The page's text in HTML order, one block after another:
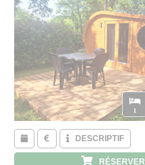
1
DESCRIPTIF
RÉSERVER